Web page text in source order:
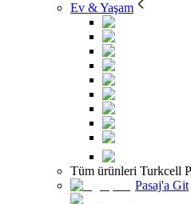
Ev & Yaşam
Tüm ürünleri Turkcell
Pasaj'a Git